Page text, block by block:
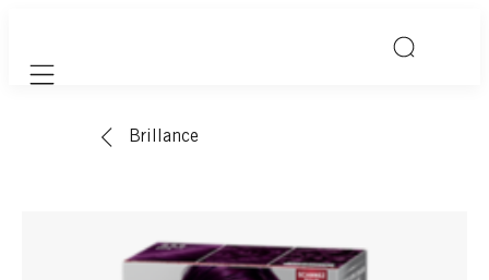
Mobile navigation
Brillance